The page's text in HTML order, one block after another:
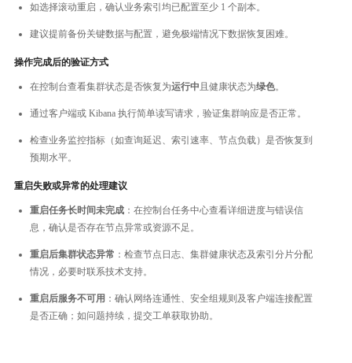
如选择滚动重启，确认业务索引均已配置至少 1 个副本。
建议提前备份关键数据与配置，避免极端情况下数据恢复困难。
操作完成后的验证方式
在控制台查看集群状态是否恢复为运行中 且健康状态为绿色。
通过客户端或 Kibana 执行简单读写请求，验证集群响应是否正常。
检查业务监控指标（如查询延迟、索引速率、节点负载）是否恢复到
预期水平。
重启失败或异常的处理建议
重启任务长时间未完成 ：在控制台任务中心查看详细进度与错误信
息，确认是否存在节点异常或资源不足。
重启后集群状态异常 ：检查节点日志、集群健康状态及索引分片分配
情况，必要时联系技术支持。
重启后服务不可用 ：确认网络连通性、安全组规则及客户端连接配置
是否正确；如问题持续，提交工单获取协助。